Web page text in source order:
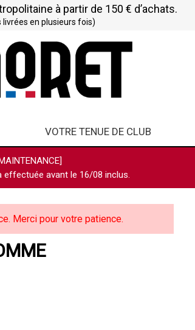
à partir de 150 € d’achats.
en plusieurs fois)
VOTRE TENUE DE CLUB
effectuée avant le 16/08 inclus.
Merci pour votre patience.